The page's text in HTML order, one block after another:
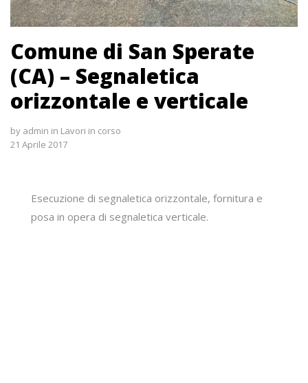
Comune di San Sperate
(CA) – Segnaletica
orizzontale e verticale
by admin in Lavori in corso
21 Aprile 2017
Esecuzione di segnaletica orizzontale, fornitura e
posa in opera di segnaletica verticale.